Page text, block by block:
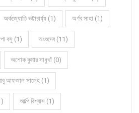
অর্কজ্যোতি ভট্টাচার্য্য (1) অর্ণব সাহা (1)
বসু (1) অংশুদেব (11)
অশোক কুমার সাধুখাঁ (0)
আফজাল সালেহ (1)
আল্পি বিশ্বাস (1)